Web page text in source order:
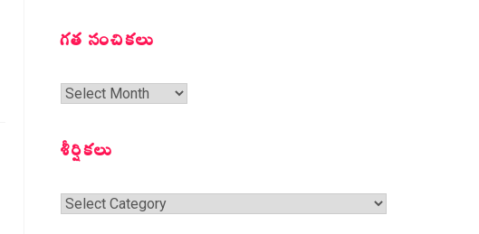
గత సంచికలు
గత
శీర్షికలు
శీర్షికలు